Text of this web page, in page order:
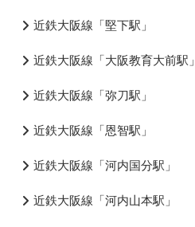
近鉄大阪線「堅下駅」
近鉄大阪線「大阪教育大前駅」
近鉄大阪線「弥刀駅」
近鉄大阪線「恩智駅」
近鉄大阪線「河内国分駅」
近鉄大阪線「河内山本駅」